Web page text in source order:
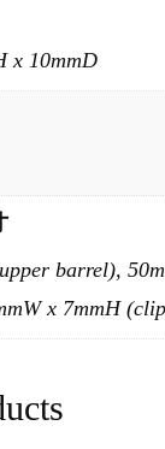
x 10mmD
barrel),
x 7mmH